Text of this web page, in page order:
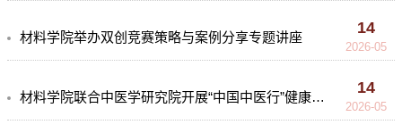
材料学院举办双创竞赛策略与案例分享专题讲座
14
2026-05
材料学院联合中医学研究院开展“中国中医行”健康服务活动
14
2026-05